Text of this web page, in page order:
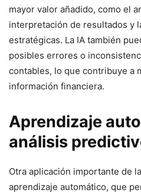
mayor valor añadido, como el
interpretación de resultados y
estratégicas. La IA también
posibles errores o
contables, lo que contribuye a
información financiera.
Aprendizaje
análisis
Otra aplicación importante de
aprendizaje automático, que